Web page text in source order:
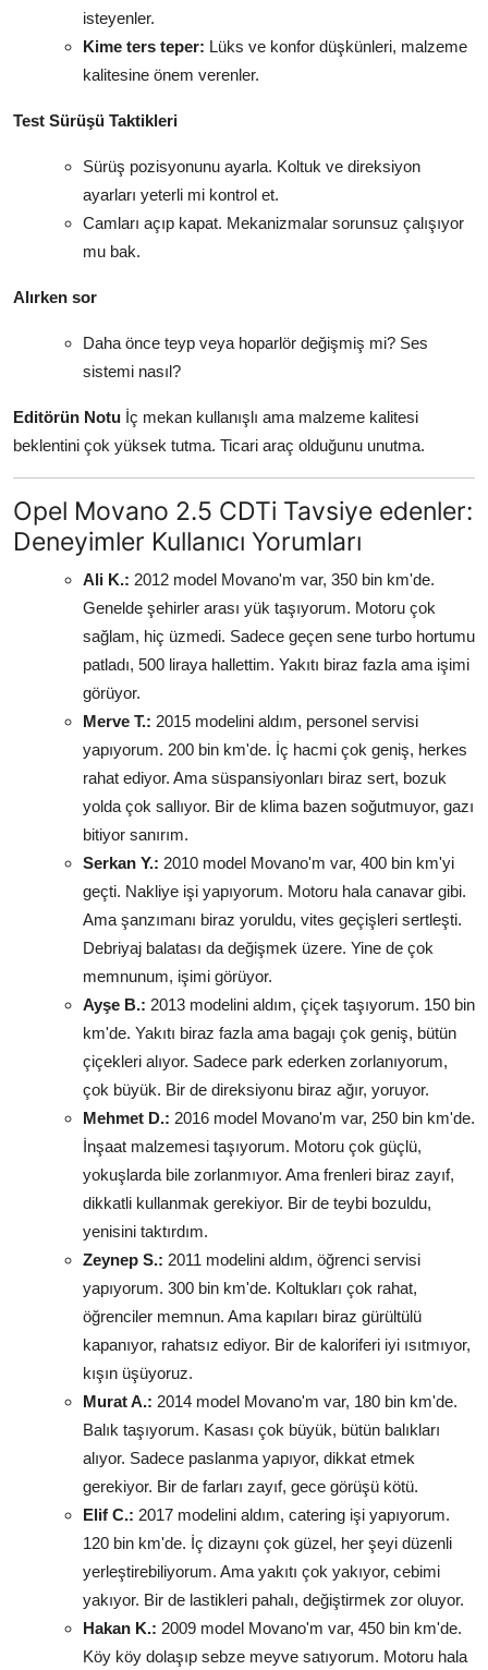
isteyenler.
Kime ters teper: Lüks ve konfor düşkünleri, malzeme
kalitesine önem verenler.
Test Sürüşü Taktikleri
Sürüş pozisyonunu ayarla. Koltuk ve direksiyon
ayarları yeterli mi kontrol et.
Camları açıp kapat. Mekanizmalar sorunsuz çalışıyor
mu bak.
Alırken sor
Daha önce teyp veya hoparlör değişmiş mi? Ses
sistemi nasıl?
Editörün Notu İç mekan kullanışlı ama malzeme kalitesi
beklentini çok yüksek tutma. Ticari araç olduğunu unutma.
Opel Movano 2.5 CDTi Tavsiye edenler:
Deneyimler Kullanıcı Yorumları
Ali K.: 2012 model Movano'm var, 350 bin km'de.
Genelde şehirler arası yük taşıyorum. Motoru çok
sağlam, hiç üzmedi. Sadece geçen sene turbo hortumu
patladı, 500 liraya hallettim. Yakıtı biraz fazla ama işimi
görüyor.
Merve T.: 2015 modelini aldım, personel servisi
yapıyorum. 200 bin km'de. İç hacmi çok geniş, herkes
rahat ediyor. Ama süspansiyonları biraz sert, bozuk
yolda çok sallıyor. Bir de klima bazen soğutmuyor, gazı
bitiyor sanırım.
Serkan Y.: 2010 model Movano'm var, 400 bin km'yi
geçti. Nakliye işi yapıyorum. Motoru hala canavar gibi.
Ama şanzımanı biraz yoruldu, vites geçişleri sertleşti.
Debriyaj balatası da değişmek üzere. Yine de çok
memnunum, işimi görüyor.
Ayşe B.: 2013 modelini aldım, çiçek taşıyorum. 150 bin
km'de. Yakıtı biraz fazla ama bagajı çok geniş, bütün
çiçekleri alıyor. Sadece park ederken zorlanıyorum,
çok büyük. Bir de direksiyonu biraz ağır, yoruyor.
Mehmet D.: 2016 model Movano'm var, 250 bin km'de.
İnşaat malzemesi taşıyorum. Motoru çok güçlü,
yokuşlarda bile zorlanmıyor. Ama frenleri biraz zayıf,
dikkatli kullanmak gerekiyor. Bir de teybi bozuldu,
yenisini taktırdım.
Zeynep S.: 2011 modelini aldım, öğrenci servisi
yapıyorum. 300 bin km'de. Koltukları çok rahat,
öğrenciler memnun. Ama kapıları biraz gürültülü
kapanıyor, rahatsız ediyor. Bir de kaloriferi iyi ısıtmıyor,
kışın üşüyoruz.
Murat A.: 2014 model Movano'm var, 180 bin km'de.
Balık taşıyorum. Kasası çok büyük, bütün balıkları
alıyor. Sadece paslanma yapıyor, dikkat etmek
gerekiyor. Bir de farları zayıf, gece görüşü kötü.
Elif C.: 2017 modelini aldım, catering işi yapıyorum.
120 bin km'de. İç dizaynı çok güzel, her şeyi düzenli
yerleştirebiliyorum. Ama yakıtı çok yakıyor, cebimi
yakıyor. Bir de lastikleri pahalı, değiştirmek zor oluyor.
Hakan K.: 2009 model Movano'm var, 450 bin km'de.
Köy köy dolaşıp sebze meyve satıyorum. Motoru hala